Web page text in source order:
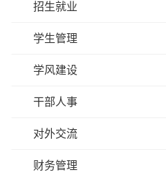
招生就业
学生管理
学风建设
干部人事
对外交流
财务管理